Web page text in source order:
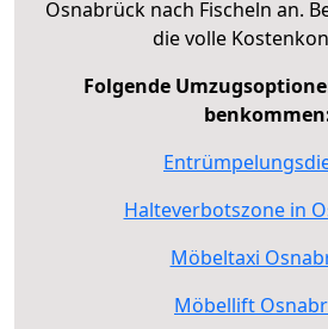
Osnabrück nach Fischeln an.
die volle
Folgende
Halteverbotszone in
Möbeltaxi
Möbellift